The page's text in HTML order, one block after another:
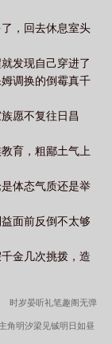
，回去休息室头
发现自己穿进了
调换的倒霉真千
愿不复往日昌
育，粗鄙土气上
体态气质还是举
面前反倒不太够
金几次挑拨，造
时岁晏听礼笔趣阁无弹
主角明汐梁见铖明日如昼